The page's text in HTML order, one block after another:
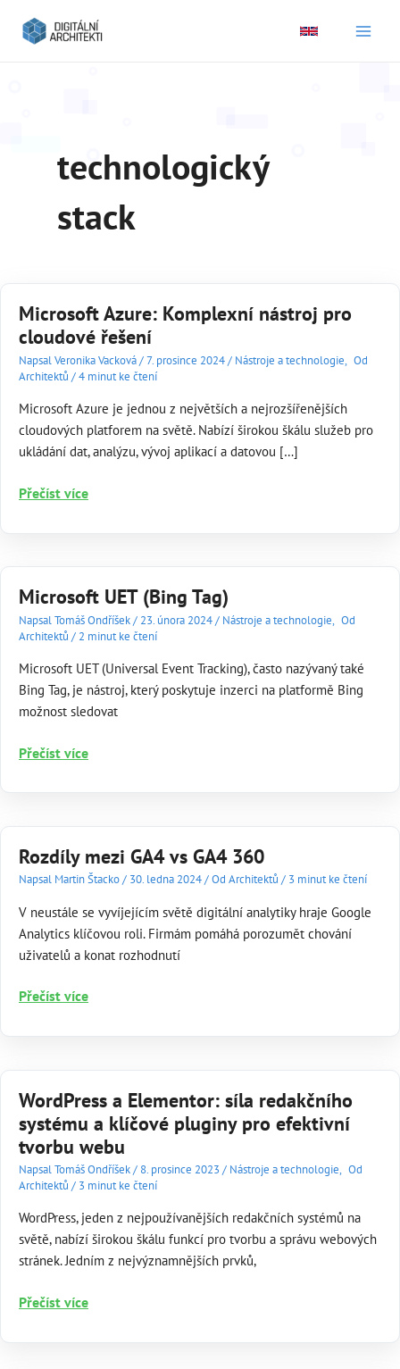
technologický
stack
Microsoft Azure: Komplexní nástroj pro
cloudové řešení
NapsalVeronika Vacková/7. prosince 2024/ Nástroje a technologie, Od
Architektů /4 minut ke čtení
Microsoft Azure je jednou z největších a nejrozšířenějších
cloudových platforem na světě. Nabízí širokou škálu služeb pro
ukládání dat, analýzu, vývoj aplikací a datovou […]
Microsoft
Komplexní
cloudové
řešení
Přečíst více
Microsoft UET (Bing Tag)
NapsalTomáš Ondříšek/ 23. února 2024/ Nástroje a technologie, Od
Architektů / 2 minut ke čtení
Microsoft UET (Universal Event Tracking), často nazývaný také
Bing Tag, je nástroj, který poskytuje inzerci na platformě Bing
možnost sledovat
Microsoft
(Bing
Přečíst více
Rozdíly mezi GA4 vs GA4 360
Napsal Martin Štacko/ 30. ledna 2024/Od Architektů / 3 minut ke čtení
V neustále se vyvíjejícím světě digitální analytiky hraje Google
Analytics klíčovou roli. Firmám pomáhá porozumět chování
uživatelů a konat rozhodnutí
Rozdíly
GA4
Přečíst více
WordPress a Elementor: síla redakčního
systému a klíčové pluginy pro efektivní
tvorbu webu
NapsalTomáš Ondříšek/ 8. prosince 2023 / Nástroje a technologie, Od
Architektů / 3 minut ke čtení
WordPress, jeden z nejpoužívanějších redakčních systémů na
světě, nabízí širokou škálu funkcí pro tvorbu a správu webových
stránek. Jedním z nejvýznamnějších prvků,
WordPress
Elementor:
Přečíst více